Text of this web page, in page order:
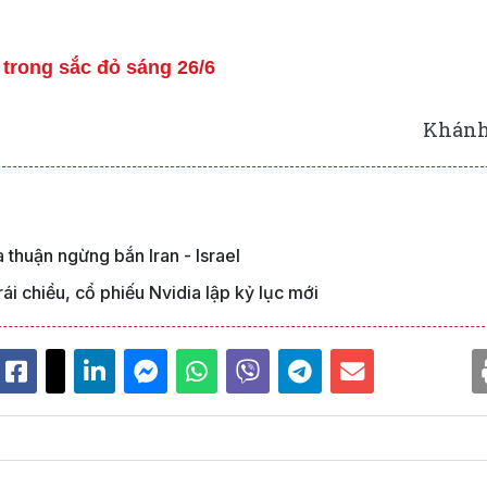
sắc đỏ sáng 26/6
ngừng bắn Iran - Israel
chiều, cổ phiếu Nvidia lập kỷ lục mới